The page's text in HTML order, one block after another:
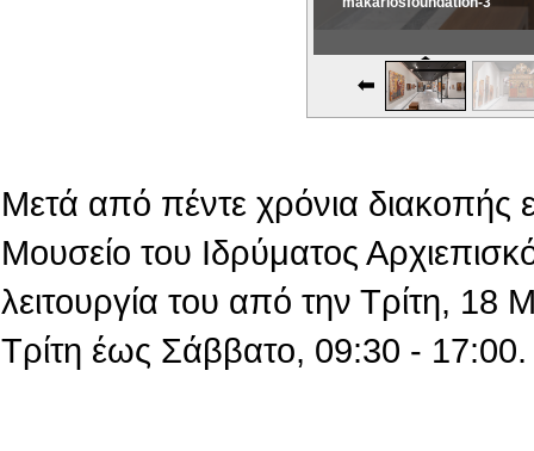
Μετά από πέντε χρόνια διακοπής
Μουσείο του Ιδρύματος
λειτουργία του από την Τρίτη,
Τρίτη έως Σάββατο, 09:30 - 17:00.